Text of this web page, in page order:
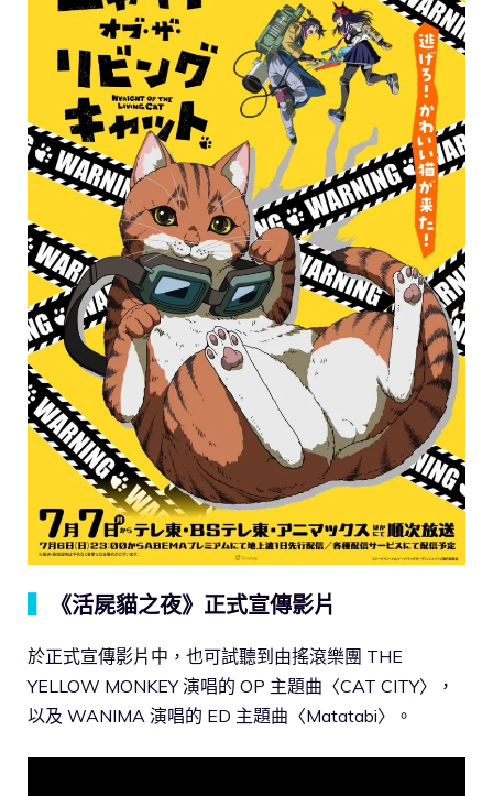
《活屍貓之夜》正式宣傳影片
於正式宣傳影片中，也可試聽到由搖滾樂團 THE
YELLOW MONKEY 演唱的 OP 主題曲〈CAT CITY〉，
以及 WANIMA 演唱的 ED 主題曲〈Matatabi〉。